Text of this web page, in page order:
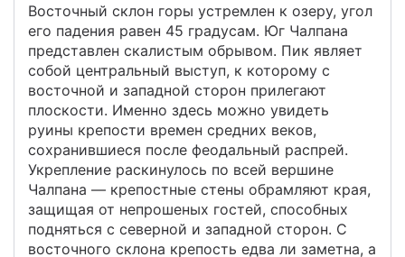
Восточный склон горы устремлен к озеру, угол
его падения равен 45 градусам. Юг Чалпана
представлен скалистым обрывом. Пик являет
собой центральный выступ, к которому с
восточной и западной сторон прилегают
плоскости. Именно здесь можно увидеть
руины крепости времен средних веков,
сохранившиеся после феодальный распрей.
Укрепление раскинулось по всей вершине
Чалпана — крепостные стены обрамляют края,
защищая от непрошеных гостей, способных
подняться с северной и западной сторон. С
восточного склона крепость едва ли заметна, а